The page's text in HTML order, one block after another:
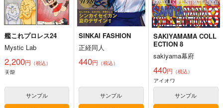
トンブリ
明石 大淀
サンプル
カート
サンプル
カート
サンプル
カート
艦これプロレス24
Mystic Lab
2,200円 （税込）
天龍
サンプル
SINKAI FASHION
正経同人
440円 （税込）
サンプル
SAKIYAMAMA COLL
ECTION 8
sakiyama幕府
440円 （税込）
アイオワ
サンプル